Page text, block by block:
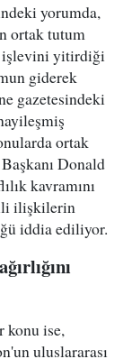
yorumda,
ortak tutum
işlevini yitirdiği
giderek
gazetesindeki
ortak
Donald
kavramını
ilişkilerin
iddia ediliyor.
konu ise,
uluslararası